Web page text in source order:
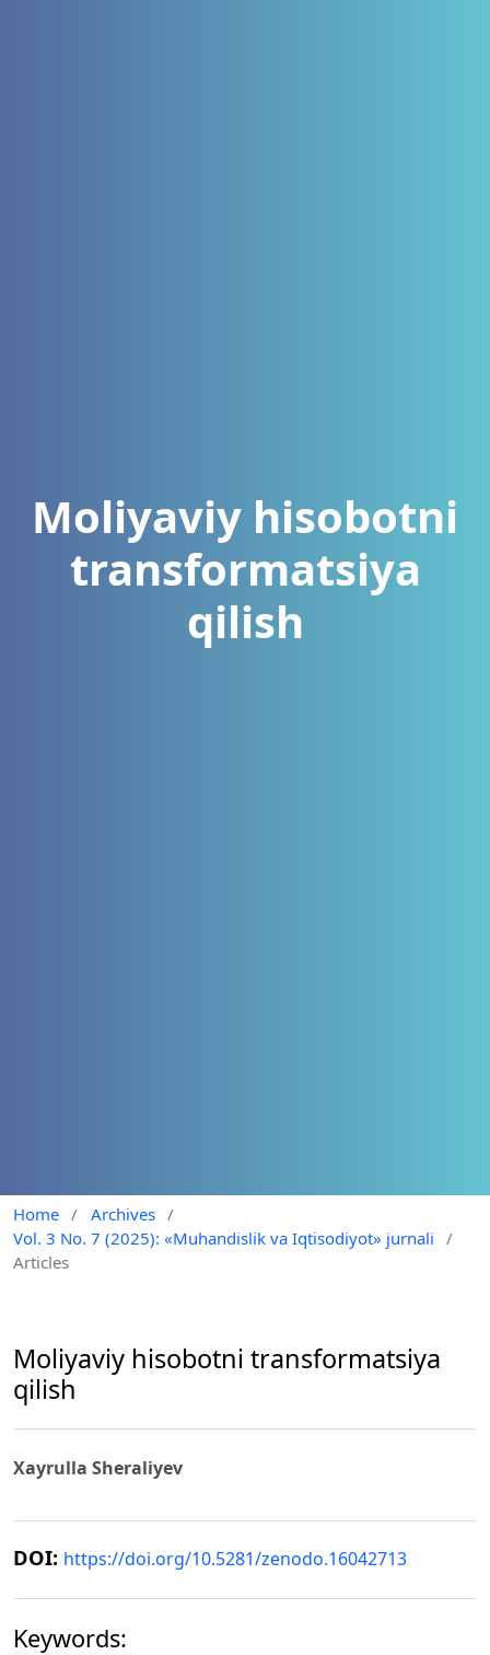
Moliyaviy hisobotni
transformatsiya
qilish
Home / Archives /
Vol. 3 No. 7 (2025): «Muhandislik va Iqtisodiyot» jurnali
/
Articles
Moliyaviy hisobotni transformatsiya
qilish
Xayrulla Sheraliyev
DOI: https://doi.org/10.5281/zenodo.16042713
Keywords: